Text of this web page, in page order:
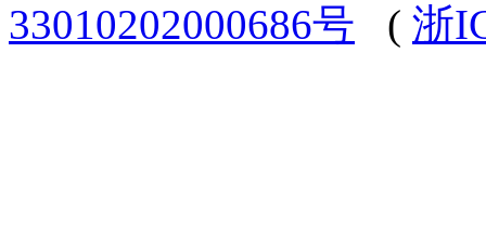
33010202000686号 ( 浙